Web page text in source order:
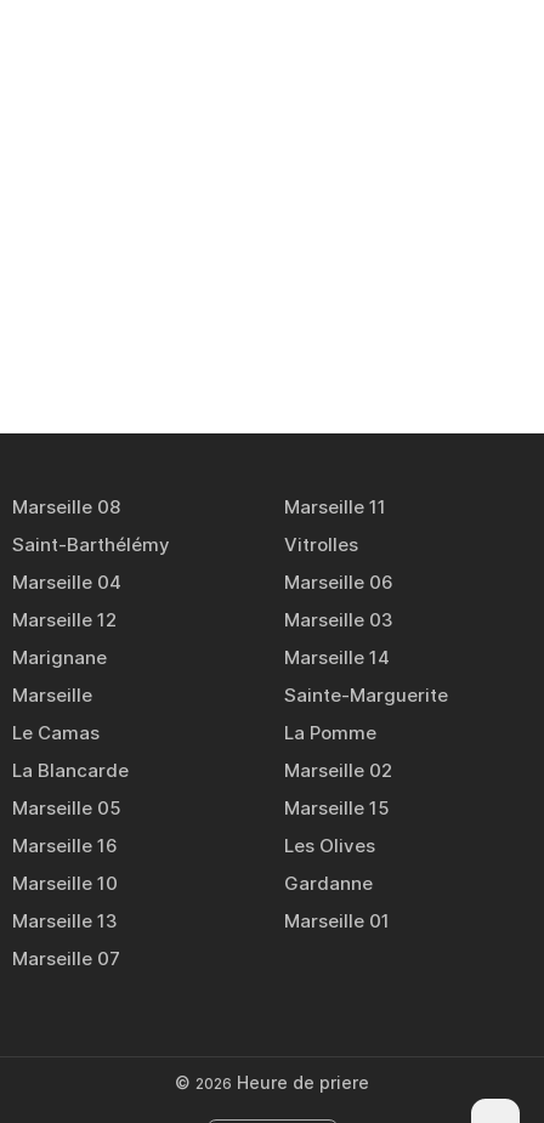
Marseille 08
Marseille 11
Saint-Barthélémy
Vitrolles
Marseille 04
Marseille 06
Marseille 12
Marseille 03
Marignane
Marseille 14
Marseille
Sainte-Marguerite
Le Camas
La Pomme
La Blancarde
Marseille 02
Marseille 05
Marseille 15
Marseille 16
Les Olives
Marseille 10
Gardanne
Marseille 13
Marseille 01
Marseille 07
© 2026 Heure de priere